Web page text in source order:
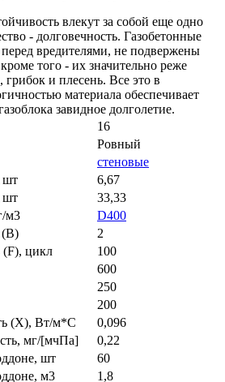
влекут за собой еще одно
- долговечность. Газобетонные
вредителями, не подвержены
того - их значительно реже
грибок и плесень. Все это в
материала обеспечивает
завидное долголетие.
16
Ровный
стеновые
шт
6,67
шт
33,33
м3
D400
(B)
2
(F), цикл
100
600
250
200
(X), Вт/м*С
0,096
мг/[мчПа]
0,22
шт
60
м3
1,8